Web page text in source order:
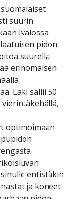
suurin
Ivalossa
pidon
suurella
erinomaisen
Laki sallii 50
optimoimaan
entistäkin
ja koneet